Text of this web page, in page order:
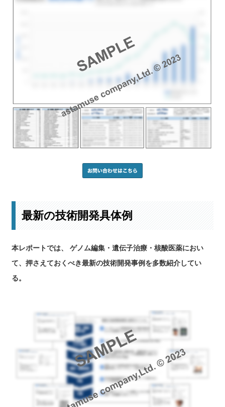
最新の技術開発具体例
本レポートでは、 ゲノム編集・遺伝子治療・核酸医薬におい
て、押さえておくべき最新の技術開発事例を多数紹介してい
る。